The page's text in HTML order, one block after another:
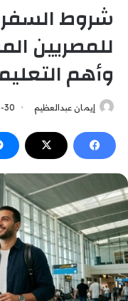
شروط
للمصريين
وأهم
إيمان عبدالعظيم 30